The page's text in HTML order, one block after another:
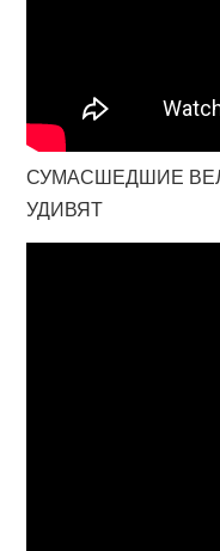
СУМАСШЕДШИЕ
УДИВЯТ